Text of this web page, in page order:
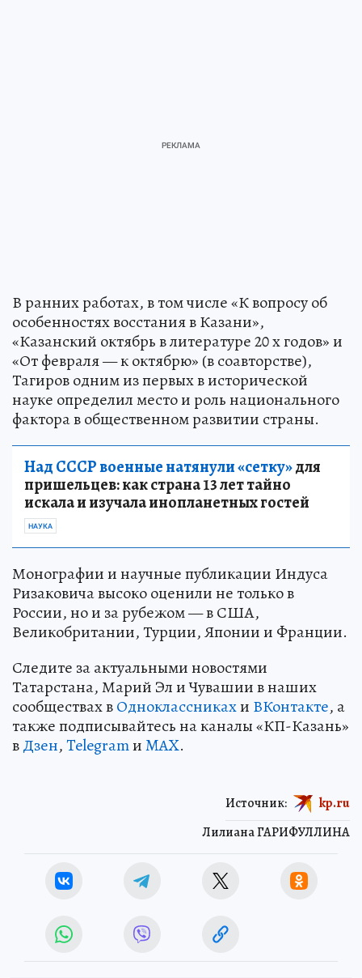
В ранних работах, в том числе «К вопросу об
особенностях восстания в Казани»,
«Казанский октябрь в литературе 20 х годов» и
«От февраля — к октябрю» (в соавторстве),
Тагиров одним из первых в исторической
науке определил место и роль национального
фактора в общественном развитии страны.
Над СССР военные натянули «сетку»для
пришельцев: как страна 13 лет тайно
искала и изучала инопланетных гостей
НАУКА
Монографии и научные публикации Индуса
Ризаковича высоко оценили не только в
России, но и за рубежом — в США,
Великобритании, Турции, Японии и Франции.
Следите за актуальными новостями
Татарстана, Марий Эл и Чувашии в наших
сообществах вОдноклассникахи ВКонтакте, а
также подписывайтесь на каналы «КП-Казань»
вДзен,TelegramиMAX.
Лилиана ГАРИФУЛЛИНА
Источник: kp.ru